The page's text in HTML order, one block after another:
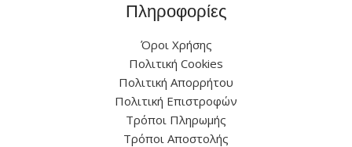
Πληροφορίες
Όροι Χρήσης
Πολιτική Cookies
Πολιτική Απορρήτου
Πολιτική Επιστροφών
Τρόποι Πληρωμής
Τρόποι Αποστολής